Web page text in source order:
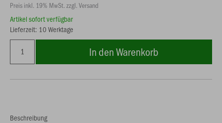
Preis inkl. 19% MwSt. zzgl. Versand
Artikel sofort verfügbar
Lieferzeit: 10 Werktage
In den Warenkorb
Beschreibung